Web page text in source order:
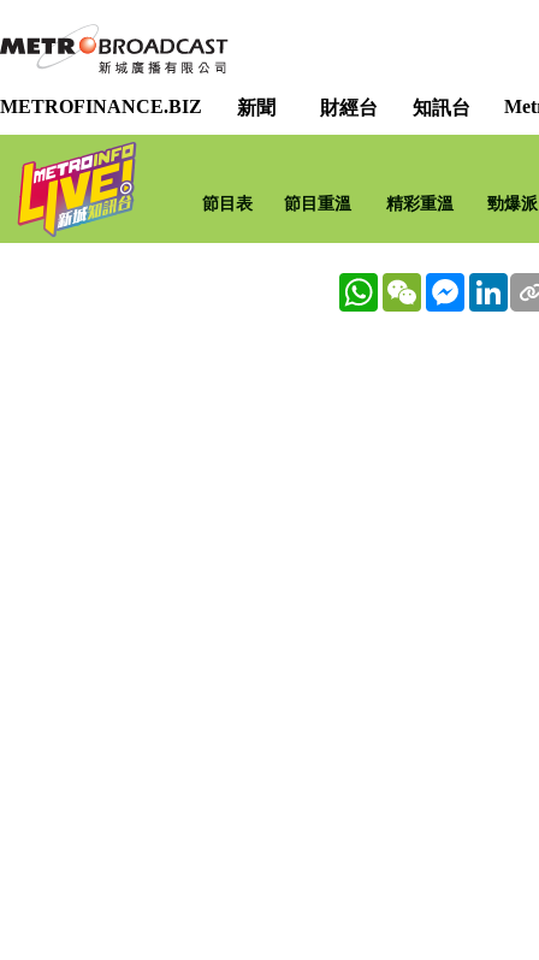
METROFINANCE.BIZ 新聞 財經台 知訊台
節目表 節目重溫 精彩重溫 勁爆
WhatsApp
WeChat